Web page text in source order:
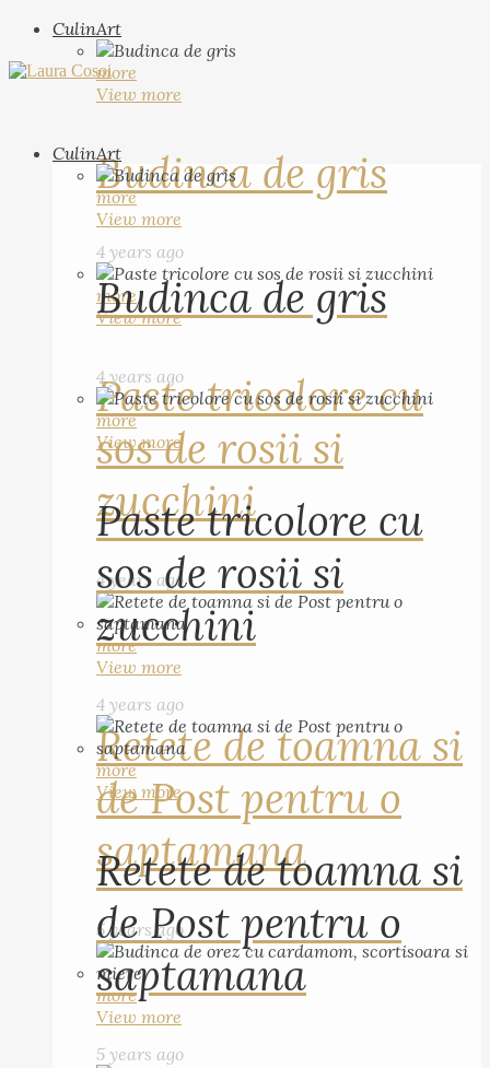
CulinArt
more
View more
Budinca de gris
4 years ago
more
View more
Paste tricolore cu
sos de rosii si
zucchini
4 years ago
more
View more
Retete de toamna si
de Post pentru o
saptamana
5 years ago
more
View more
CulinArt
more
View more
Budinca de gris
4 years ago
more
View more
Paste tricolore cu
sos de rosii si
zucchini
4 years ago
more
View more
Retete de toamna si
de Post pentru o
saptamana
5 years ago